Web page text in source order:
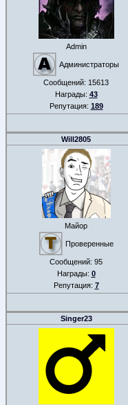
Admin
Администраторы
Сообщений: 15613
Награды: 43
Репутация: 189
Will2805
Майор
Проверенные
Сообщений: 95
Награды: 0
Репутация: 7
Singer23